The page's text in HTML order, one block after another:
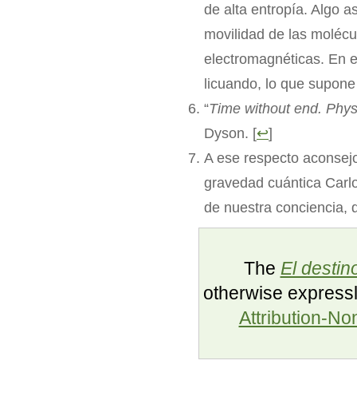
de alta entropía. Algo
movilidad de las
electromagnéticas. En
licuando, lo que
“Time without end.
Dyson. [↩]
A ese respecto
gravedad cuántica
de nuestra conciencia,
The El
otherwise
Attribution-